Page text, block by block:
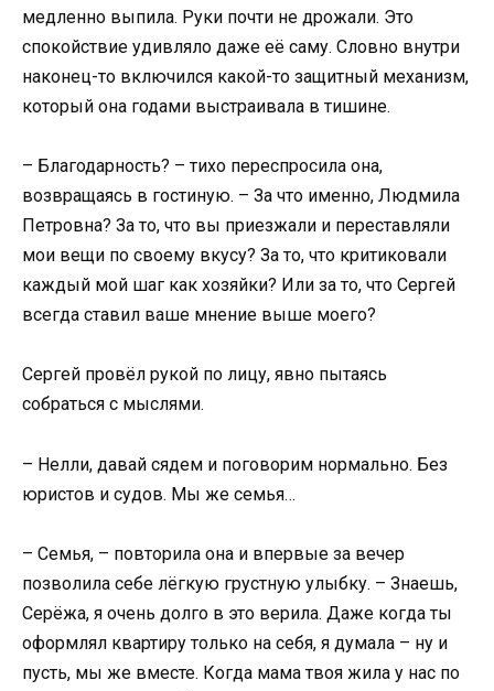
медленно выпила. Руки почти не дрожали. Это
спокойствие удивляло даже её саму. Словно внутри
наконец-то включился какой-то защитный механизм,
который она годами выстраивала в тишине.
– Благодарность? – тихо переспросила она,
возвращаясь в гостиную. – За что именно, Людмила
Петровна? За то, что вы приезжали и переставляли
мои вещи по своему вкусу? За то, что критиковали
каждый мой шаг как хозяйки? Или за то, что Сергей
всегда ставил ваше мнение выше моего?
Сергей провёл рукой по лицу, явно пытаясь
собраться с мыслями.
– Нелли, давай сядем и поговорим нормально. Без
юристов и судов. Мы же семья…
– Семья, – повторила она и впервые за вечер
позволила себе лёгкую грустную улыбку. – Знаешь,
Серёжа, я очень долго в это верила. Даже когда ты
оформлял квартиру только на себя, я думала – ну и
пусть, мы же вместе. Когда мама твоя жила у нас по